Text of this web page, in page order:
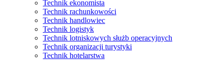
Technik ekonomista
Technik rachunkowości
Technik handlowiec
Technik logistyk
Technik lotniskowych służb operacyjnych
Technik organizacji turystyki
Technik hotelarstwa